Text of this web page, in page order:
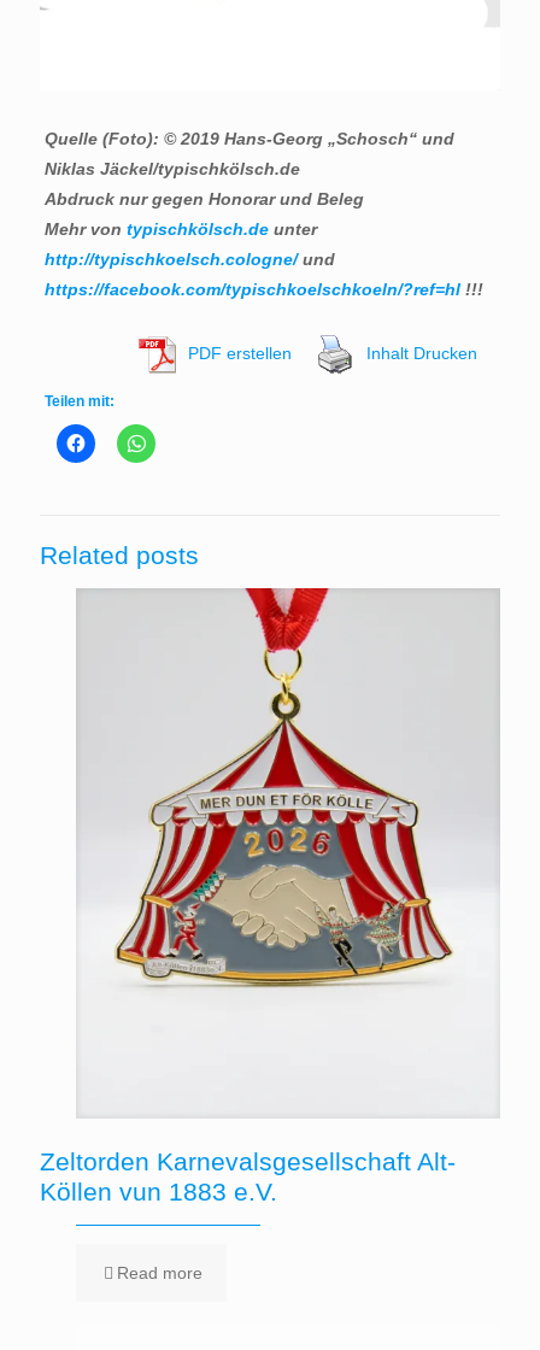
Quelle (Foto): © 2019 Hans-Georg „Schosch“ und
Niklas Jäckel/typischkölsch.de
Abdruck nur gegen Honorar und Beleg
Mehr von typischkölsch.deunter
http://typischkoelsch.cologne/und
https://facebook.com/typischkoelschkoeln/?ref=hl!!!
PDF erstellen Inhalt Drucken
Teilen mit:
Related posts
Zeltorden Karnevalsgesellschaft Alt-
Köllen vun 1883 e.V.
Read more